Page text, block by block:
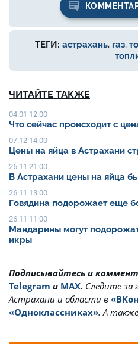
ТЕГИ: астрахань, газ,
ЧИТАЙТЕ ТАКЖЕ
04.01 12:00
Что сейчас происходит с
07.12 14:00
Цены на яйца в Астрахани
26.11 21:00
В Астрахани цены на яйца
26.11 13:00
Говядина подорожает еще
26.11 11:00
Мандарины могут
икры
Подписывайтесь и
Telegram и MAX. Cледите
Астрахани и области в
«Одноклассниках». А